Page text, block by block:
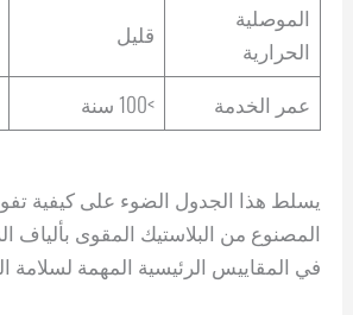
الموصلية
الحرارية
قليل
عمر الخدمة >100 سنة
يسلط هذا الجدول الضوء على كيفية
المصنوع من البلاستيك المقوى بألياف
في المقاييس الرئيسية المهمة لسلامة